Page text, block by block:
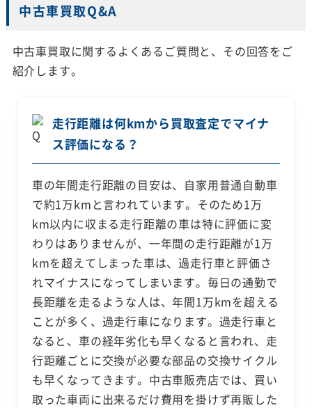
中古車買取Q&A
中古車買取に関するよくあるご質問と、その回答をご
紹介します。
走行距離は何kmから買取査定でマイナ
ス評価になる？
車の年間走行距離の目安は、自家用普通自動車
で約1万kmと言われています。そのため1万
km以内に収まる走行距離の車は特に評価に変
わりはありませんが、一年間の走行距離が1万
kmを超えてしまった車は、過走行車と評価さ
れマイナスになってしまいます。毎日の通勤で
長距離を走るような人は、年間1万kmを超える
ことが多く、過走行車になります。過走行車と
なると、車の経年劣化も早くなると言われ、走
行距離ごとに交換が必要な部品の交換サイクル
も早くなってきます。中古車販売店では、買い
取った車両に出来るだけ費用を掛けず再販した